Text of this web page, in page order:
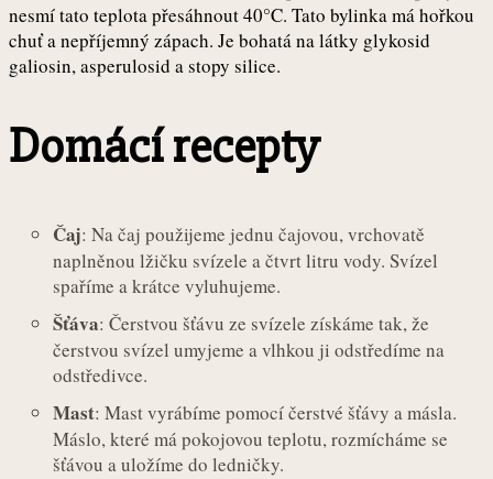
nesmí tato teplota přesáhnout 40°C. Tato bylinka má hořkou
chuť a nepříjemný zápach. Je bohatá na látky glykosid
galiosin, asperulosid a stopy silice.
Domácí recepty
Čaj: Na čaj použijeme jednu čajovou, vrchovatě
naplněnou lžičku svízele a čtvrt litru vody. Svízel
spaříme a krátce vyluhujeme.
Šťáva: Čerstvou šťávu ze svízele získáme tak, že
čerstvou svízel umyjeme a vlhkou ji odstředíme na
odstředivce.
Mast: Mast vyrábíme pomocí čerstvé šťávy a másla.
Máslo, které má pokojovou teplotu, rozmícháme se
šťávou a uložíme do ledničky.